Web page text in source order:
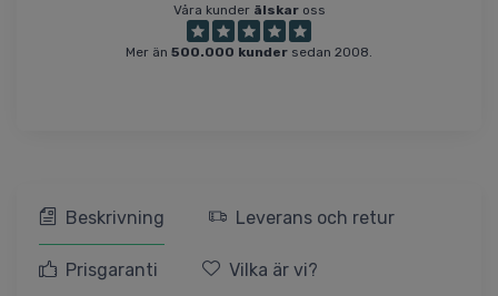
Våra kunder älskaross
Mer än 500.000 kunder sedan 2008.
Beskrivning Leverans och retur
Prisgaranti Vilka är vi?